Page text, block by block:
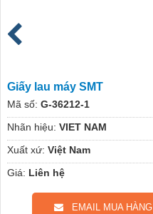
Giấy lau máy SMT
Mã số: G-36212-1
Nhãn hiệu: VIET NAM
Xuất xứ: Việt Nam
Giá: Liên hệ
EMAIL MUA HÀNG